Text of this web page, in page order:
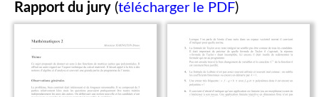
Rapport du jury (télécharger le PDF)